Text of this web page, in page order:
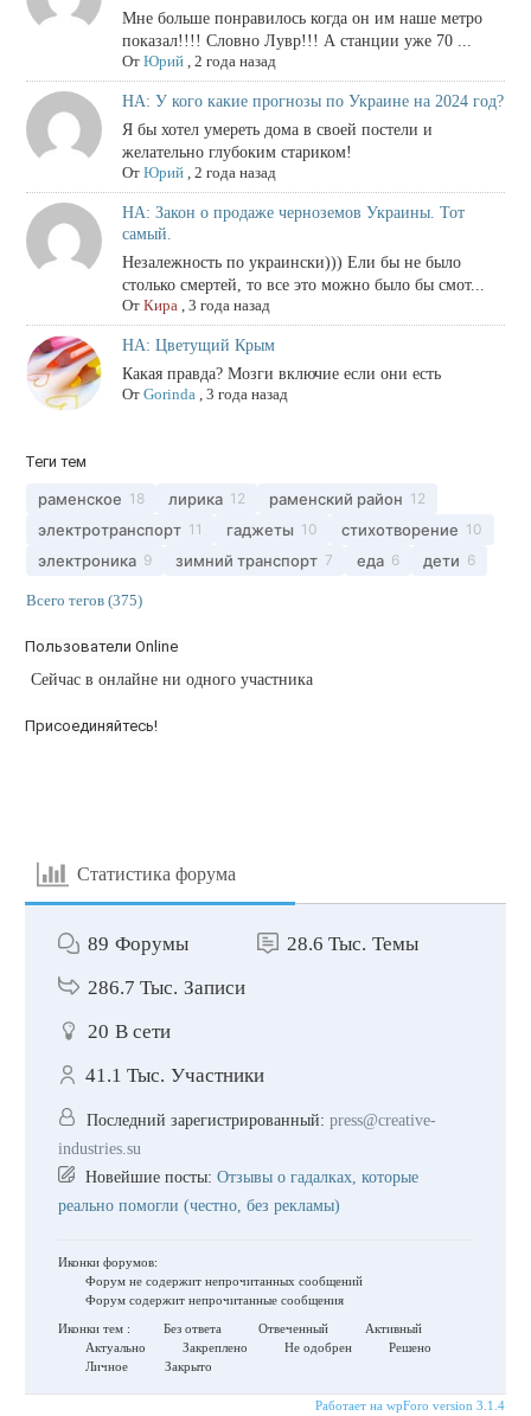
Мне больше понравилось когда он им наше метро
показал!!!! Словно Лувр!!! А станции уже 70 ...
От Юрий, 2 года назад
НА: У кого какие прогнозы по Украине на 2024 год?
Я бы хотел умереть дома в своей постели и
желательно глубоким стариком!
От Юрий, 2 года назад
НА: Закон о продаже черноземов Украины. Тот
самый.
Незалежность по украински))) Ели бы не было
столько смертей, то все это можно было бы смот...
От Кира 3 года назад
НА: Цветущий Крым
Какая правда? Мозги включие если они есть
От Gorinda 3 года назад
Теги тем
раменское 18 лирика 12 раменский район 12
электротранспорт 11 гаджеты 10 стихотворение 10
электроника 9 зимний транспорт 7 еда 6 дети 6
Всего тегов (375)
Пользователи Online
Сейчас в онлайне ни одного участника
Присоединяйтесь!
Статистика форума
89 Форумы 28.6 Тыс. Темы
286.7 Тыс. Записи
20 В сети
41.1 Тыс. Участники
Последний зарегистрированный: press@creative-
industries.su
Новейшие посты: Отзывы о гадалках, которые
реально помогли (честно, без рекламы)
Иконки форумов:
Форум не содержит непрочитанных сообщений
Форум содержит непрочитанные сообщения
Иконки тем :
Без ответа Отвеченный
Активный
Актуально
Закреплено Не одобрен
Решено
Личное
Закрыто
Работает на wpForo version 3.1.4